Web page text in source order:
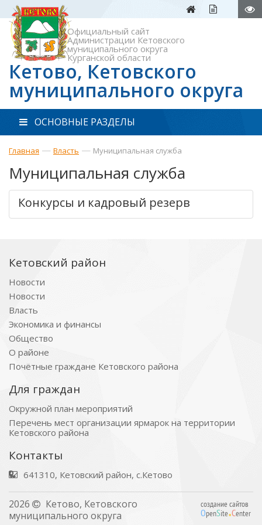
Официальный сайт
Администрации Кетовского
муниципального округа
Курганской области
Кетово, Кетовского
муниципального округа
ОСНОВНЫЕ РАЗДЕЛЫ
Главная — Власть — Муниципальная служба
Муниципальная служба
Конкурсы и кадровый резерв
Кетовский район
Новости
Новости
Власть
Экономика и финансы
Общество
О районе
Почётные граждане Кетовского района
Для граждан
Окружной план мероприятий
Перечень мест организации ярмарок на территории
Кетовского района
Контакты
641310, Кетовский район, с.Кетово
создание сайтов
OpenSite.Center
2026
Кетово, Кетовского
муниципального округа